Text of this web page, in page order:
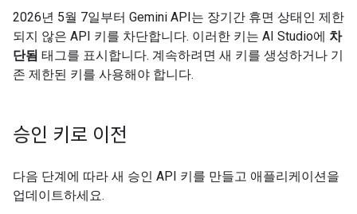
2026년 5월 7일부터 Gemini API는 장기간 휴면 상태인 제한
되지 않은 API 키를 차단합니다. 이러한 키는 AI Studio에 차
단됨 태그를 표시합니다. 계속하려면 새 키를 생성하거나 기
존 제한된 키를 사용해야 합니다.
승인 키로 이전
다음 단계에 따라 새 승인 API 키를 만들고 애플리케이션을
업데이트하세요.